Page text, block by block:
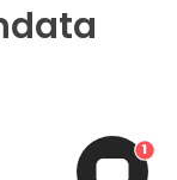
1